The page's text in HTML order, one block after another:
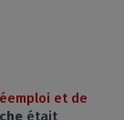
et de
était